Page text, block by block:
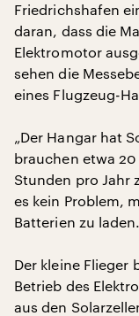
Friedrichshafen
daran, dass die
Elektromotor
sehen die
eines Flugzeug-
„Der Hangar hat
brauchen etwa
Stunden pro Jahr
es kein Problem,
Batterien zu
Der kleine Flieger
Betrieb des
aus den